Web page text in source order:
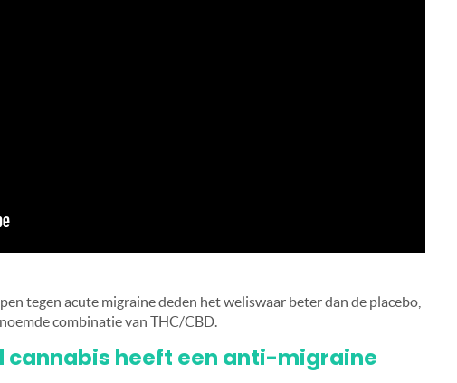
tegen acute migraine deden het weliswaar beter dan de placebo,
combinatie van THC/CBD.
cannabis heeft een anti-migraine